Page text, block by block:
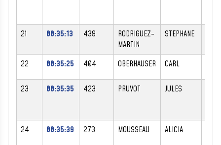
21 00:35:13 439
RODRIGUEZ-
MARTIN
STEPHANE
22 00:35:25 404 OBERHAUSER CARL
23 00:35:35 423 PRUVOT JULES
24 00:35:39 273 MOUSSEAU ALICIA